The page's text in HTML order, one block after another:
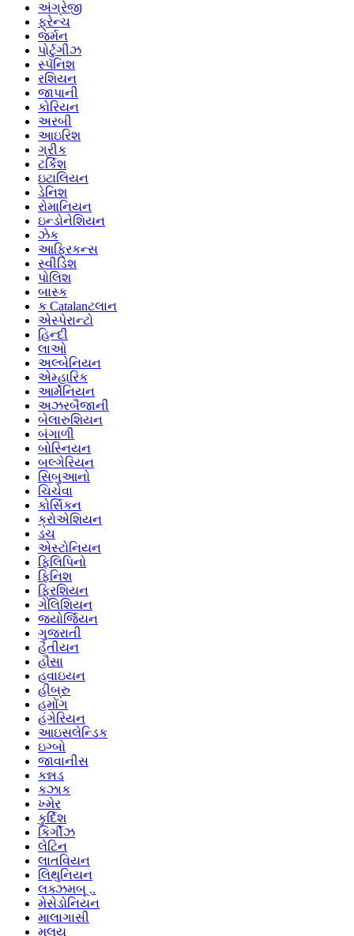
અંગ્રેજી
ફ્રેન્ચ
જર્મન
પોર્ટુગીઝ
સ્પૅનિશ
રશિયન
જાપાની
કોરિયન
અરબી
આઇરિશ
ગ્રીક
ટર્કિશ
ઇટાલિયન
ડેનિશ
રોમાનિયન
ઇન્ડોનેશિયન
ઝેક
આફ્રિકન્સ
સ્વીડિશ
પોલિશ
બાસ્ક
ક Catalanટલાન
એસ્પેરાન્ટો
હિન્દી
લાઓ
અલ્બેનિયન
એમ્હારિક
આર્મેનિયન
અઝરબૈજાની
બેલારુશિયન
બંગાળી
બોસ્નિયન
બલ્ગેરિયન
સિબુઆનો
ચિચેવા
કોર્સિકન
ક્રોએશિયન
ડચ
એસ્ટોનિયન
ફિલિપિનો
ફિનિશ
ફ્રિશિયન
ગેલિશિયન
જ્યોર્જિયન
ગુજરાતી
હૈતીયન
હૌસા
હવાઇયન
હીબ્રુ
હમોંગ
હંગેરિયન
આઇસલેન્ડિક
ઇગ્બો
જાવાનીસ
કન્નડ
કઝાક
ખ્મેર
કુર્દિશ
કિર્ગીઝ
લેટિન
લાતવિયન
લિથુનિયન
લક્ઝમબૂ ..
મેસેડોનિયન
માલાગાસી
મલય